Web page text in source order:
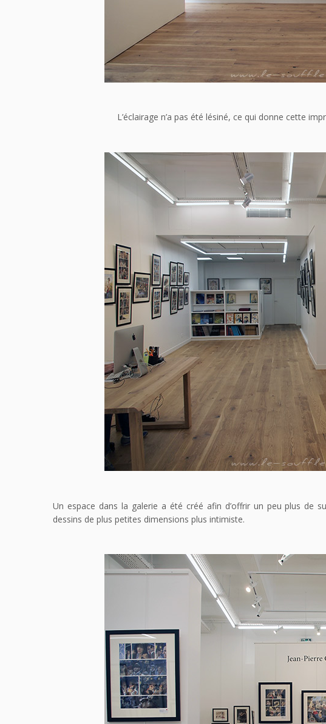
L’éclairage n’a pas été lésiné, ce qui donne cette
Un espace dans la galerie a été créé afin d’offrir un peu plus de
dessins de plus petites dimensions plus intimiste.